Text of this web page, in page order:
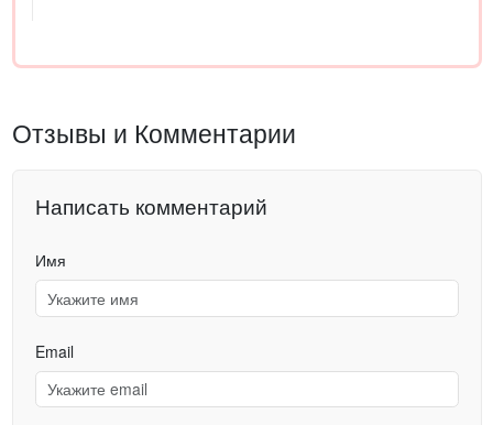
Отзывы и Комментарии
Написать комментарий
Имя
Email